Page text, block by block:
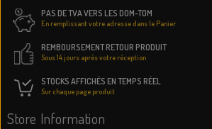
PAS DE TVA VERS LES DOM-TOM
En remplissant votre adresse dans le Panier
REMBOURSEMENT RETOUR PRODUIT
Sous 14 jours après votre réception
STOCKS AFFICHÉS EN TEMPS RÉEL
Sur chaque page produit
Store Information